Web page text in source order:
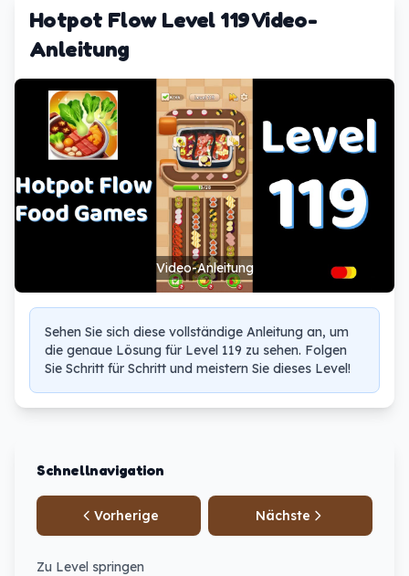
Hotpot Flow Level 119 Video-
Anleitung
Video-Anleitung
Sehen Sie sich diese vollständige Anleitung an, um
die genaue Lösung für Level 119 zu sehen. Folgen
Sie Schritt für Schritt und meistern Sie dieses Level!
Schnellnavigation
Vorherige Nächste
Zu Level springen